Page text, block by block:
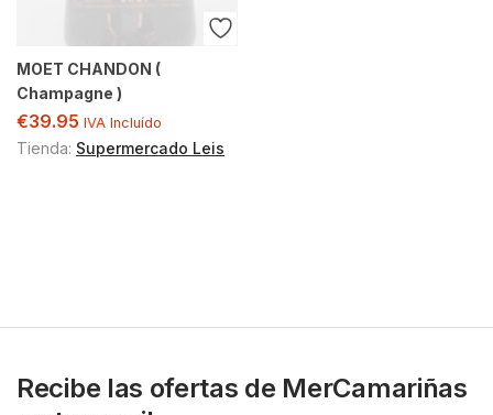
MOET CHANDON (
Champagne )
€39.95 IVA Incluído
Tienda: Supermercado Leis
Recibe las ofertas de MerCamariñas